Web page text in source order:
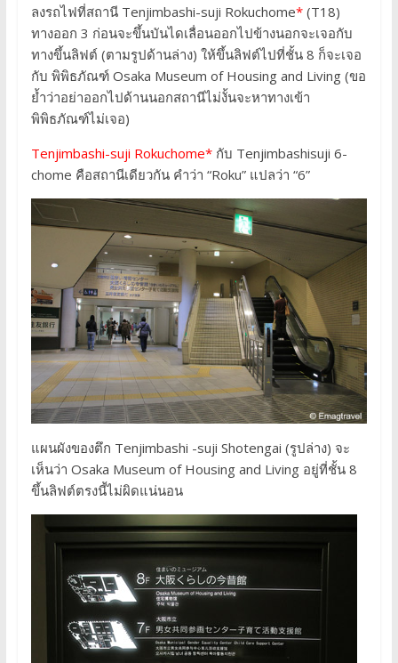
ลงรถไฟที่สถานี Tenjimbashi-suji Rokuchome*(T18)
ทางออก 3 ก่อนจะขึ้นบันไดเลื่อนออกไปข้างนอกจะเจอกับ
ทางขึ้นลิฟต์ (ตามรูปด้านล่าง) ให้ขึ้นลิฟต์ไปที่ชั้น 8 ก็จะเจอ
กับ พิพิธภัณฑ์ Osaka Museum of Housing and Living (ขอ
ย้ำว่าอย่าออกไปด้านนอกสถานีไม่งั้นจะหาทางเข้า
พิพิธภัณฑ์ไม่เจอ)
Tenjimbashi-suji Rokuchome*กับ Tenjimbashisuji 6-
chome คือสถานีเดียวกัน คำว่า “Roku” แปลว่า “6”
แผนผังของตึก Tenjimbashi -suji Shotengai (รูปล่าง) จะ
เห็นว่า Osaka Museum of Housing and Living อยู่ที่ชั้น 8
ขึ้นลิฟต์ตรงนี้ไม่ผิดแน่นอน